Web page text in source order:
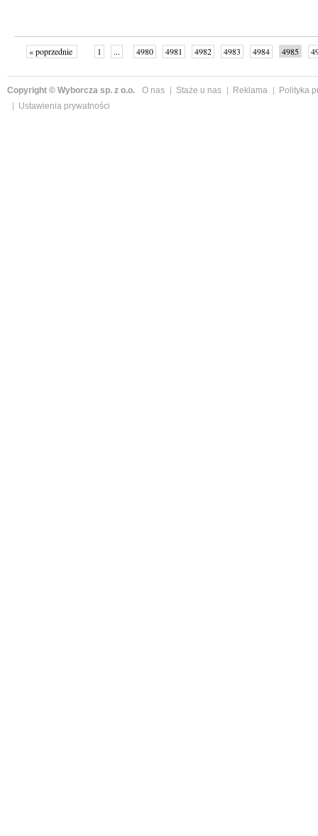
« poprzednie 1 ... 4980 4981 4982 4983 4984 4985
Copyright © Wyborcza sp. z o.o. O nas Staże u nas Reklama
Polityka
Ustawienia prywatności